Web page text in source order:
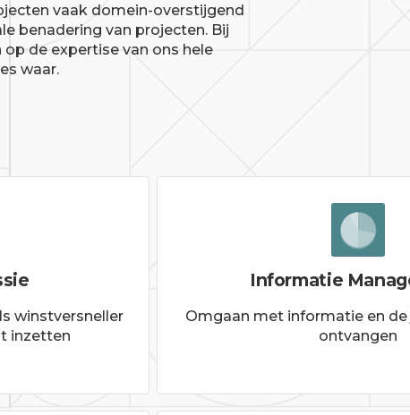
vaak domein-overstijgend
benadering van projecten. Bij
de expertise van ons hele
waar.
winstversneller
inzetten
Informatie
Omgaan met informatie en
ontvangen